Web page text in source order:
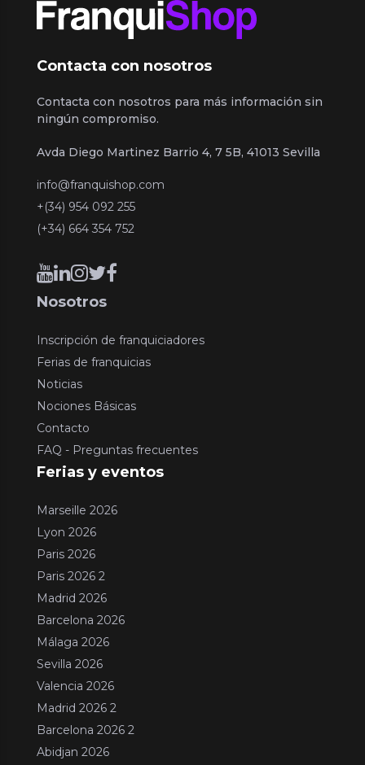
Contacta con nosotros
Contacta con nosotros para más información sin
ningún compromiso.
Avda Diego Martinez Barrio 4, 7 5B, 41013 Sevilla
info@franquishop.com
+(34) 954 092 255
(+34) 664 354 752
Nosotros
Inscripción de franquiciadores
Ferias de franquicias
Noticias
Nociones Básicas
Contacto
FAQ - Preguntas frecuentes
Ferias y eventos
Marseille 2026
Lyon 2026
Paris 2026
Paris 2026 2
Madrid 2026
Barcelona 2026
Málaga 2026
Sevilla 2026
Valencia 2026
Madrid 2026 2
Barcelona 2026 2
Abidjan 2026